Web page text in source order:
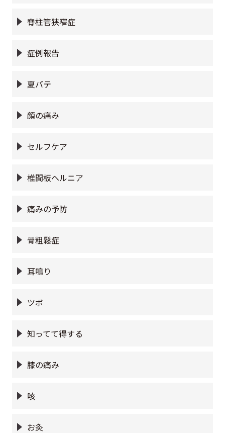
脊柱管狭窄症
症例報告
夏バテ
顔の痛み
セルフケア
椎間板ヘルニア
痛みの予防
骨粗鬆症
耳鳴り
ツボ
知ってて得する
膝の痛み
咳
お灸